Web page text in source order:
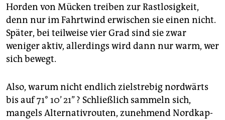
Horden von Mücken treiben zur Rastlosigkeit,
denn nur im Fahrtwind erwischen sie einen nicht.
Später, bei teilweise vier Grad sind sie zwar
weniger aktiv, allerdings wird dann nur warm, wer
sich bewegt.
Also, warum nicht endlich zielstrebig nordwärts
bis auf 71° 10’ 21’’ ? Schließlich sammeln sich,
mangels Alternativrouten, zunehmend Nordkap-